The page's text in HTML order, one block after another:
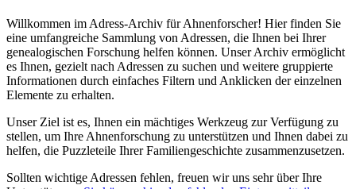
Willkommen im Adress-Archiv für Ahnenforscher! Hier finden Sie
eine umfangreiche Sammlung von Adressen, die Ihnen bei Ihrer
genealogischen Forschung helfen können. Unser Archiv ermöglicht
es Ihnen, gezielt nach Adressen zu suchen und weitere gruppierte
Informationen durch einfaches Filtern und Anklicken der einzelnen
Elemente zu erhalten.
Unser Ziel ist es, Ihnen ein mächtiges Werkzeug zur Verfügung zu
stellen, um Ihre Ahnenforschung zu unterstützen und Ihnen dabei zu
helfen, die Puzzleteile Ihrer Familiengeschichte zusammenzusetzen.
Sollten wichtige Adressen fehlen, freuen wir uns sehr über Ihre